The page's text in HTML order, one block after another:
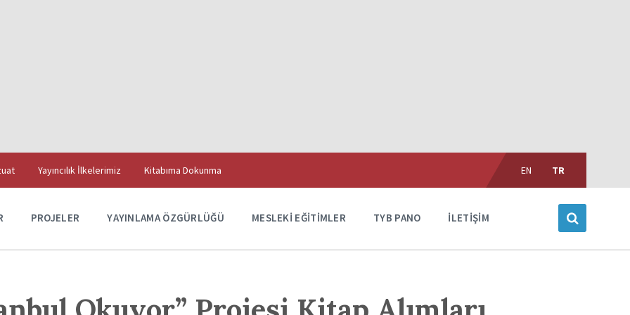
Yayıncılık İlkelerimiz
Kitabıma Dokunma
Choose
language:
EN TR
PROJELER YAYINLAMA ÖZGÜRLÜĞÜ MESLEKI EĞITIMLER TYB PANO İLETIŞIM